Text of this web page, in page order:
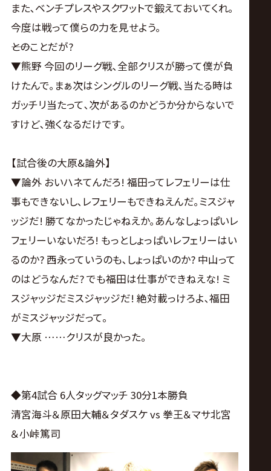
また､ベンチプレスやスクワットで鍛えておいてくれ｡
今度は戦って僕らの力を見せよう。
――とのことだが?
▼熊野 今回のリーグ戦､全部クリスが勝って僕が負
けたんで｡まぁ次はシングルのリーグ戦､当たる時は
ガッチリ当たって､次があるのかどうか分からないで
すけど､強くなるだけです。
【試合後の大原&論外】
▼論外 おいハネてんだろ! 福田ってレフェリーは仕
事もできないし､レフェリーもできねえんだ｡ミスジャ
ッジだ! 勝てなかったじゃねえか｡あんなしょっぱいレ
フェリーいないだろ! もっとしょっぱいレフェリーはい
るのか? 西永っていうのも､しょっぱいのか? 中山って
のはどうなんだ? でも福田は仕事ができねえな! ミ
スジャッジだミスジャッジだ! 絶対載っけろよ､福田
がミスジャッジだって。
▼大原 ……クリスが良かった。
◆第4試合 6人タッグマッチ 30分1本勝負
清宮海斗＆原田大輔＆タダスケ vs 拳王＆マサ北宮
＆小峠篤司